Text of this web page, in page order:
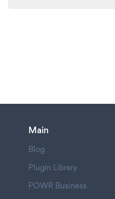
Main
Blog
Plugin Library
POWR Business